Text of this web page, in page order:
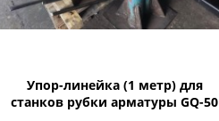
Упор-линейка (1 метр) для
станков рубки арматуры GQ-50